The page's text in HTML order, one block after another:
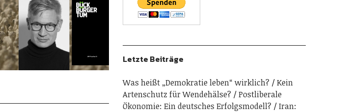
Letzte Beiträge
Was heißt „Demokratie leben“ wirklich?
Kein
Artenschutz für Wendehälse?
Postliberale
Ökonomie: Ein deutsches Erfolgsmodell?
Iran: